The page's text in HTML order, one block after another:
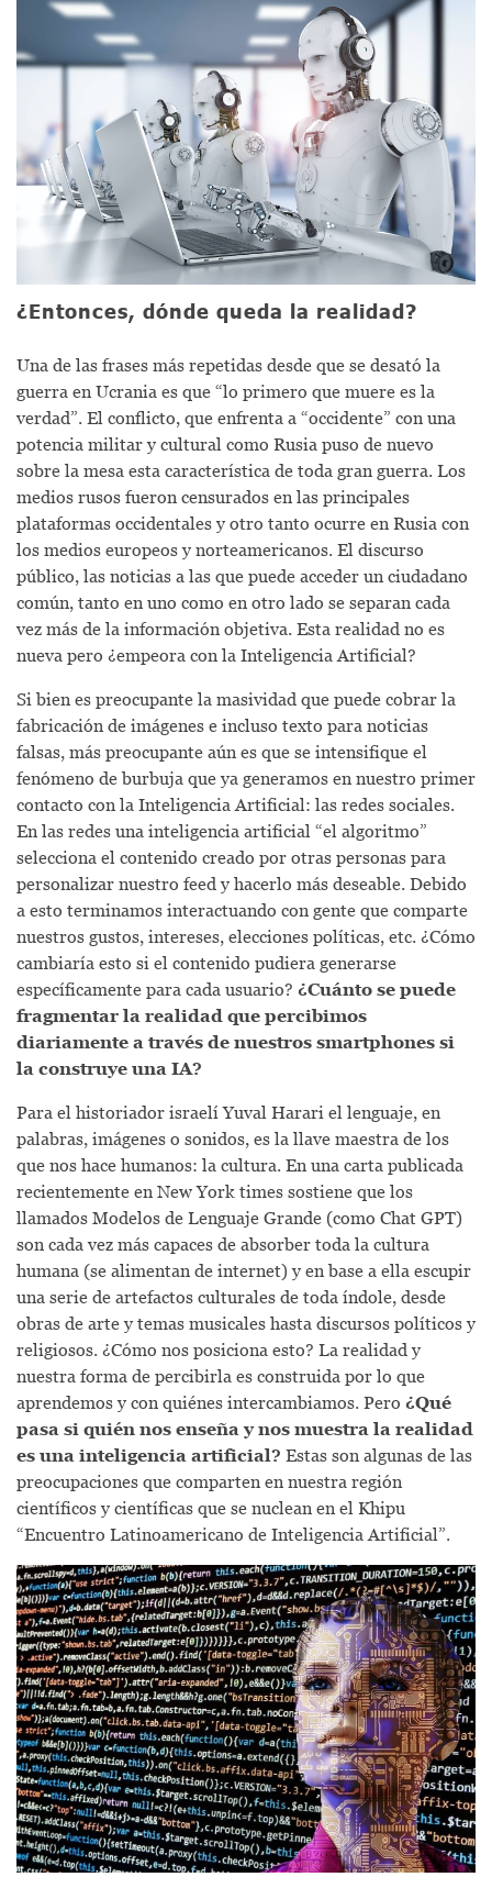
¿Entonces, dónde queda la realidad?
Una de las frases más repetidas desde que se desató la
guerra en Ucrania es que “lo primero que muere es la
verdad”. El conflicto, que enfrenta a “occidente” con una
potencia militar y cultural como Rusia puso de nuevo
sobre la mesa esta característica de toda gran guerra. Los
medios rusos fueron censurados en las principales
plataformas occidentales y otro tanto ocurre en Rusia con
los medios europeos y norteamericanos. El discurso
público, las noticias a las que puede acceder un ciudadano
común, tanto en uno como en otro lado se separan cada
vez más de la información objetiva. Esta realidad no es
nueva pero ¿empeora con la Inteligencia Artificial?
Si bien es preocupante la masividad que puede cobrar la
fabricación de imágenes e incluso texto para noticias
falsas, más preocupante aún es que se intensifique el
fenómeno de burbuja que ya generamos en nuestro primer
contacto con la Inteligencia Artificial: las redes sociales.
En las redes una inteligencia artificial “el algoritmo”
selecciona el contenido creado por otras personas para
personalizar nuestro feed y hacerlo más deseable. Debido
a esto terminamos interactuando con gente que comparte
nuestros gustos, intereses, elecciones políticas, etc. ¿Cómo
cambiaría esto si el contenido pudiera generarse
específicamente para cada usuario? ¿Cuánto se puede
fragmentar la realidad que percibimos
diariamente a través de nuestros smartphones si
la construye una IA?
Para el historiador israelí Yuval Harari el lenguaje, en
palabras, imágenes o sonidos, es la llave maestra de los
que nos hace humanos: la cultura. En una carta publicada
recientemente en New York times sostiene que los
llamados Modelos de Lenguaje Grande (como Chat GPT)
son cada vez más capaces de absorber toda la cultura
humana (se alimentan de internet) y en base a ella escupir
una serie de artefactos culturales de toda índole, desde
obras de arte y temas musicales hasta discursos políticos y
religiosos. ¿Cómo nos posiciona esto? La realidad y
nuestra forma de percibirla es construida por lo que
aprendemos y con quiénes intercambiamos. Pero ¿Qué
pasa si quién nos enseña y nos muestra la realidad
es una inteligencia artificial? Estas son algunas de las
preocupaciones que comparten en nuestra región
científicos y científicas que se nuclean en el Khipu
“Encuentro Latinoamericano de Inteligencia Artificial”.